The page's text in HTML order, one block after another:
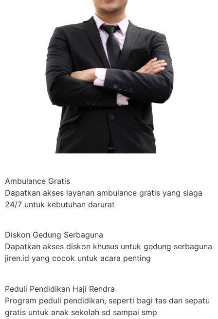
Ambulance Gratis
Dapatkan akses layanan ambulance gratis yang siaga
24/7 untuk kebutuhan darurat
Diskon Gedung Serbaguna
Dapatkan akses diskon khusus untuk gedung serbaguna
jiren.id yang cocok untuk acara penting
Peduli Pendidikan Haji Rendra
Program peduli pendidikan, seperti bagi tas dan sepatu
gratis untuk anak sekolah sd sampai smp